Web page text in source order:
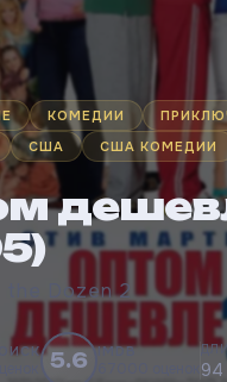
КОМЕДИИ
США США КОМЕДИИ
the Dozen 2
5.6 IMDB
94